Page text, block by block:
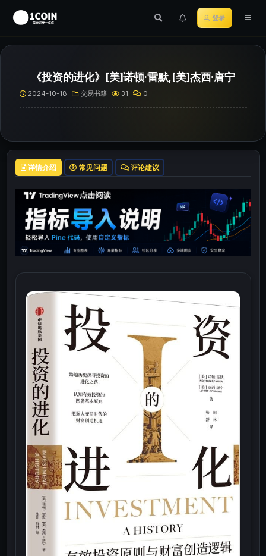
登录
《投资的进化》[美]诺顿·雷默,[美]杰西·唐宁
2024-10-18 交易书籍 31 0
详情介绍 常见问题 评论建议